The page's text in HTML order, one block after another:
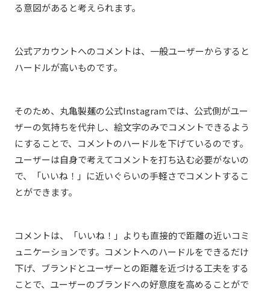
る意図があると考えられます。
公式アカウントへのコメントは、一般ユーザーからすると
ハードルが高いものです。
そのため、丸亀製麺の公式Instagramでは、公式側がユー
ザーの気持ちを代弁し、絵文字のみでコメントできるよう
にすることで、コメントのハードルを下げているのです。
ユーザーは自身で考えてコメントを打ち込む必要がないの
で、「いいね！」に近いぐらいの手軽さでコメントするこ
とができます。
コメントは、「いいね！」よりも直接的で距離の近いコミ
ュニケーションです。コメントへのハードルをできるだけ
下げ、ブランドとユーザーとの距離を近づける工夫をする
ことで、ユーザーのブランドへの好意度を高めることがで